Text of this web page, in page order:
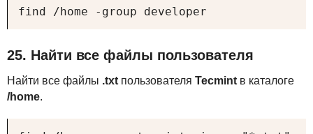
find /home -group developer
25. Найти все файлы пользователя
Найти все файлы .txt пользователя Tecmint в каталоге
/home.